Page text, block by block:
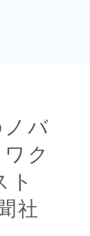
バ
ク
ト
社